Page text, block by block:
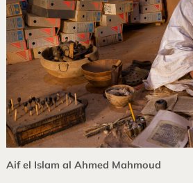
Aif el Islam al Ahmed Mahmoud